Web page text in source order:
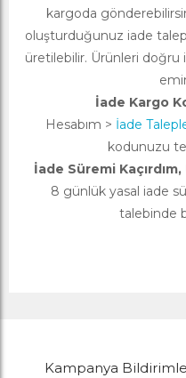
kargoda
oluşturduğunuz iade
üretilebilir. Ürünleri
İade Kargo
Hesabım > İade
kodunuzu
İade Süremi
8 günlük yasal iade
talebinde
Kampanya